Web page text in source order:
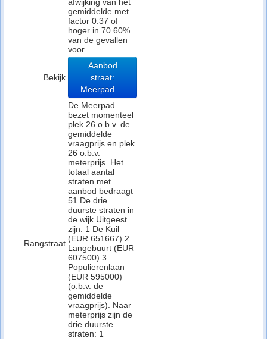
gemiddelde met
factor 0.37 of
hoger in 70.60%
van de gevallen
voor.
Bekijk
Aanbod
straat:
Meerpad
Rangstraat
De Meerpad
bezet momenteel
plek 26 o.b.v. de
gemiddelde
vraagprijs en plek
26 o.b.v.
meterprijs. Het
totaal aantal
straten met
aanbod bedraagt
51.De drie
duurste straten in
de wijk Uitgeest
zijn: 1 De Kuil
(EUR 651667) 2
Langebuurt (EUR
607500) 3
Populierenlaan
(EUR 595000)
(o.b.v. de
gemiddelde
vraagprijs). Naar
meterprijs zijn de
drie duurste
straten: 1